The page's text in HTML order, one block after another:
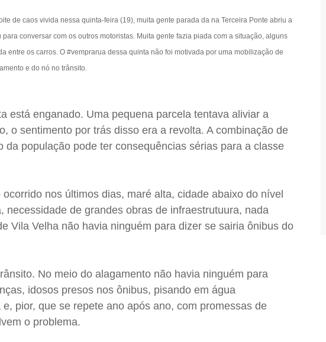
de caos vivida nessa quinta-feira (19), muita gente parada da na Terceira Ponte abriu a
conversar com os outros motoristas. Muita gente fazia piada com a situação, alguns
entre os carros. O #vemprarua dessa quinta não foi motivada por uma mobilização de
e do nó no trânsito.
está enganado. Uma pequena parcela tentava aliviar a
o sentimento por trás disso era a revolta. A combinação de
da população pode ter consequências sérias para a classe
nos últimos dias, maré alta, cidade abaixo do nível
necessidade de grandes obras de infraestrutuura, nada
Vila Velha não havia ninguém para dizer se sairia ônibus do
No meio do alagamento não havia ninguém para
idosos presos nos ônibus, pisando em água
pior, que se repete ano após ano, com promessas de
o problema.